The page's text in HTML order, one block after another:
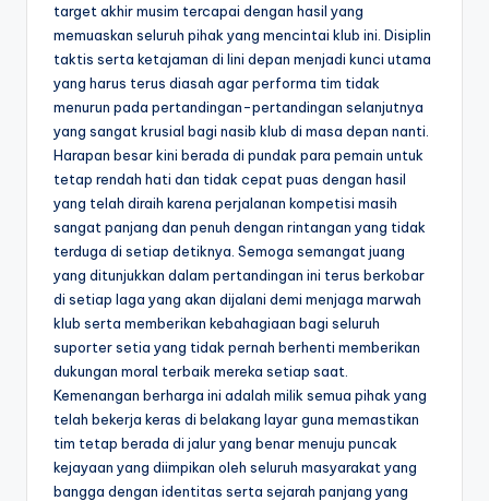
target akhir musim tercapai dengan hasil yang
memuaskan seluruh pihak yang mencintai klub ini. Disiplin
taktis serta ketajaman di lini depan menjadi kunci utama
yang harus terus diasah agar performa tim tidak
menurun pada pertandingan-pertandingan selanjutnya
yang sangat krusial bagi nasib klub di masa depan nanti.
Harapan besar kini berada di pundak para pemain untuk
tetap rendah hati dan tidak cepat puas dengan hasil
yang telah diraih karena perjalanan kompetisi masih
sangat panjang dan penuh dengan rintangan yang tidak
terduga di setiap detiknya. Semoga semangat juang
yang ditunjukkan dalam pertandingan ini terus berkobar
di setiap laga yang akan dijalani demi menjaga marwah
klub serta memberikan kebahagiaan bagi seluruh
suporter setia yang tidak pernah berhenti memberikan
dukungan moral terbaik mereka setiap saat.
Kemenangan berharga ini adalah milik semua pihak yang
telah bekerja keras di belakang layar guna memastikan
tim tetap berada di jalur yang benar menuju puncak
kejayaan yang diimpikan oleh seluruh masyarakat yang
bangga dengan identitas serta sejarah panjang yang